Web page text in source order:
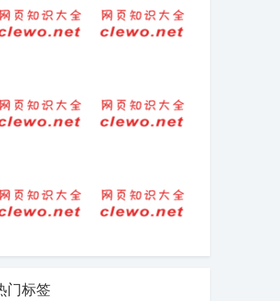
头大揭秘，但却
因时长删减！
息的简短句子）
篇
片集锦，让女人
门标签